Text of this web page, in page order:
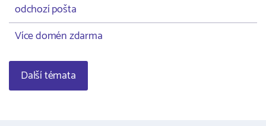
odchozí pošta
Více domén zdarma
Další témata